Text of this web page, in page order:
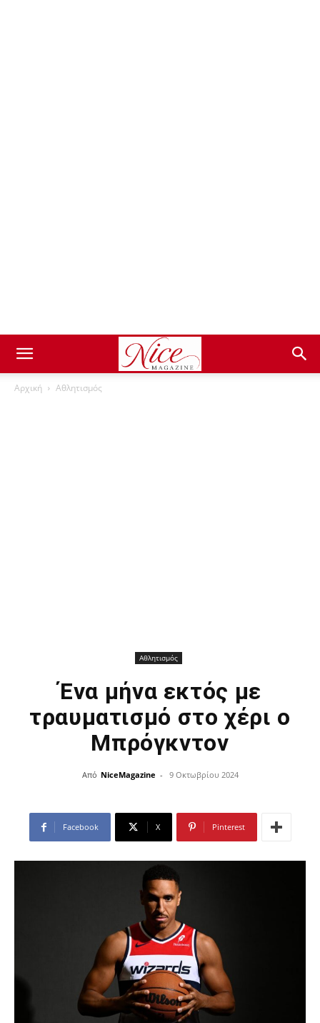
Αρχική Αθλητισμός
Αθλητισμός
Ένα μήνα εκτός με
τραυματισμό στο χέρι ο
Μπρόγκντον
Από NiceMagazine - 9 Οκτωβρίου 2024
Facebook X Pinterest